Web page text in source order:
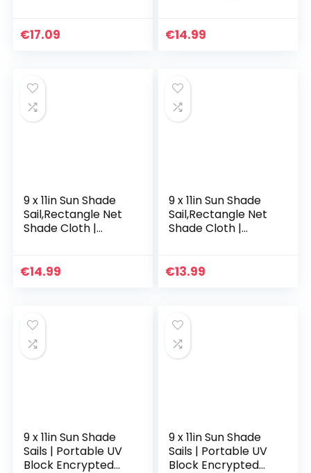
Insulation Net
€17.09
Shade Cloth for
€14.99
9 x 11in Sun Shade
Sail,Rectangle Net
Shade Cloth |
Shade for Outdoor
€14.99
9 x 11in Sun Shade
Sail,Rectangle Net
Shade Cloth |
Carport Patio
€13.99
9 x 11in Sun Shade
Sails | Portable UV
Block Encrypted
9 x 11in Sun Shade
Sails | Portable UV
Block Encrypted